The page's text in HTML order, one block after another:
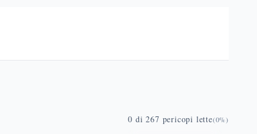
0 di 267 pericopi lette(0%)